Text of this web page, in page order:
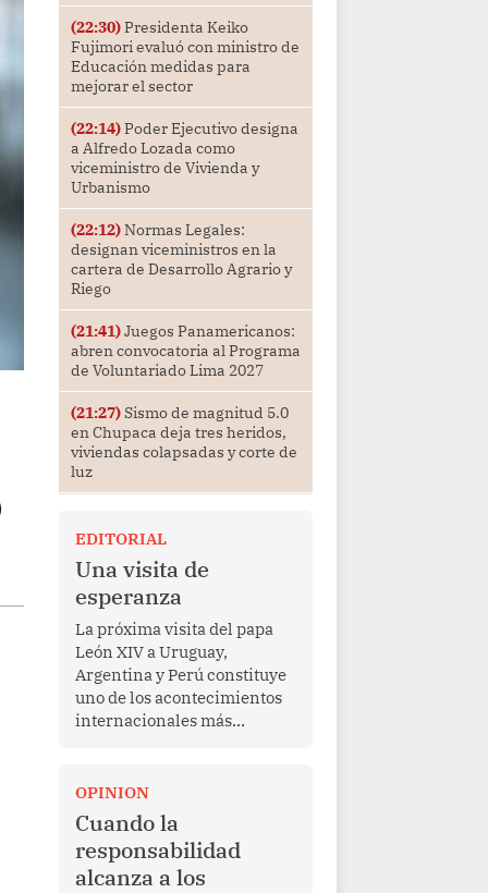
(22:30)Presidenta Keiko
Fujimori evaluó con ministro de
Educación medidas para
mejorar el sector
(22:14)Poder Ejecutivo designa
a Alfredo Lozada como
viceministro de Vivienda y
Urbanismo
(22:12)Normas Legales:
designan viceministros en la
cartera de Desarrollo Agrario y
Riego
(21:41)Juegos Panamericanos:
abren convocatoria al Programa
de Voluntariado Lima 2027
(21:27)Sismo de magnitud 5.0
en Chupaca deja tres heridos,
viviendas colapsadas y corte de
luz
EDITORIAL
Una visita de
esperanza
La próxima visita del papa
León XIV a Uruguay,
Argentina y Perú constituye
uno de los acontecimientos
internacionales más
Más allá de su dimensión
religiosa, esta gira
representa una oportunidad
para reafirmar el valor del
diálogo, fortalecer los
OPINION
Cuando la
responsabilidad
alcanza a los